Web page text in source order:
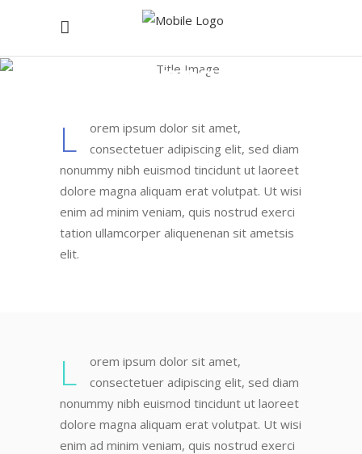
Dropcaps
L
orem ipsum dolor sit amet,
consectetuer adipiscing elit, sed diam
nonummy nibh euismod tincidunt ut laoreet
dolore magna aliquam erat volutpat. Ut wisi
enim ad minim veniam, quis nostrud exerci
tation ullamcorper aliquenenan sit ametsis
elit.
L
orem ipsum dolor sit amet,
consectetuer adipiscing elit, sed diam
nonummy nibh euismod tincidunt ut laoreet
dolore magna aliquam erat volutpat. Ut wisi
enim ad minim veniam, quis nostrud exerci